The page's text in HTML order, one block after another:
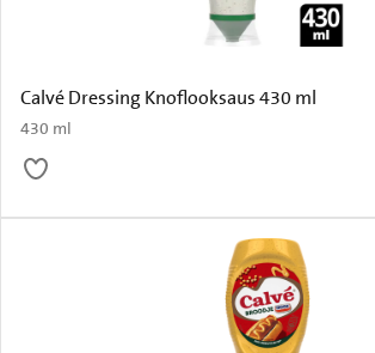
Calvé Dressing Knoflooksaus 430 ml
430 ml